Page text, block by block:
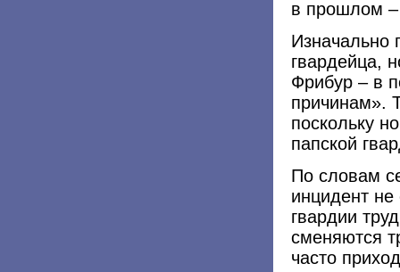
в прошлом –
Изначально
гвардейца,
Фрибур – в
причинам».
поскольку
папской
По словам
инцидент
гвардии
сменяются
часто